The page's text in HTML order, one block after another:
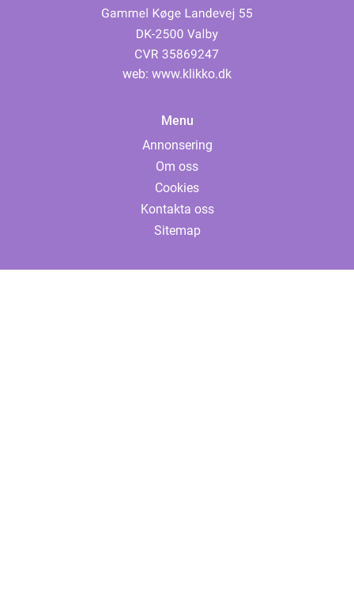
web: www.klikko.dk
Menu
Annonsering
Om oss
Cookies
Kontakta oss
Sitemap